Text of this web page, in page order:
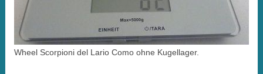
Wheel Scorpioni del Lario Como ohne Kugellager.